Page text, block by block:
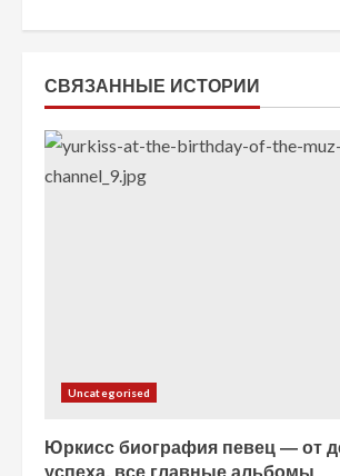
ч
т
СВЯЗАННЫЕ ИСТОРИИ
Uncategorised
Юркисс биография певец — от
успеха, все главные альбомы